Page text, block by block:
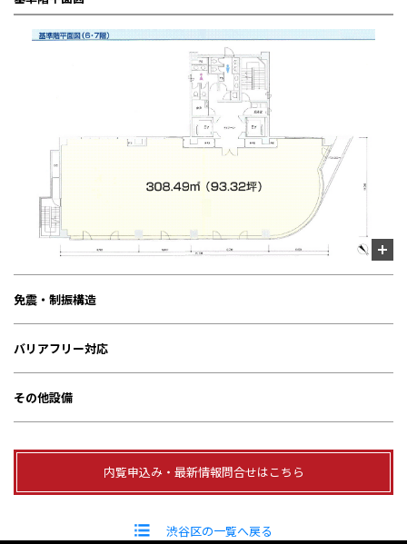
免震・制振構造
バリアフリー対応
その他設備
内覧申込み・最新情報問合せはこちら
渋谷区の一覧へ戻る